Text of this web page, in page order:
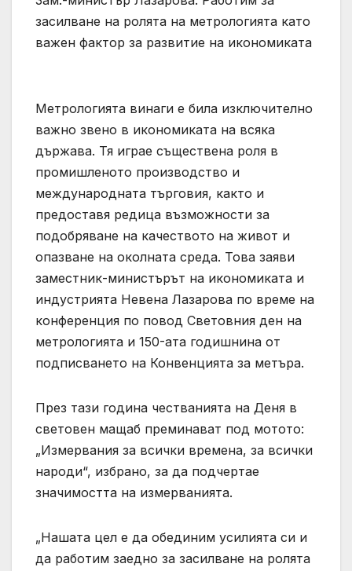
засилване на ролята на метрологията като
важен фактор за развитие на икономиката
Метрологията винаги е била изключително
важно звено в икономиката на всяка
държава. Тя играе съществена роля в
промишленото производство и
международната търговия, както и
предоставя редица възможности за
подобряване на качеството на живот и
опазване на околната среда. Това заяви
заместник-министърът на икономиката и
индустрията Невена Лазарова по време на
конференция по повод Световния ден на
метрологията и 150-ата годишнина от
подписването на Конвенцията за метъра.
През тази година честванията на Деня в
световен мащаб преминават под мотото:
„Измервания за всички времена, за всички
народи“, избрано, за да подчертае
значимостта на измерванията.
„Нашата цел е да обединим усилията си и
да работим заедно за засилване на ролята